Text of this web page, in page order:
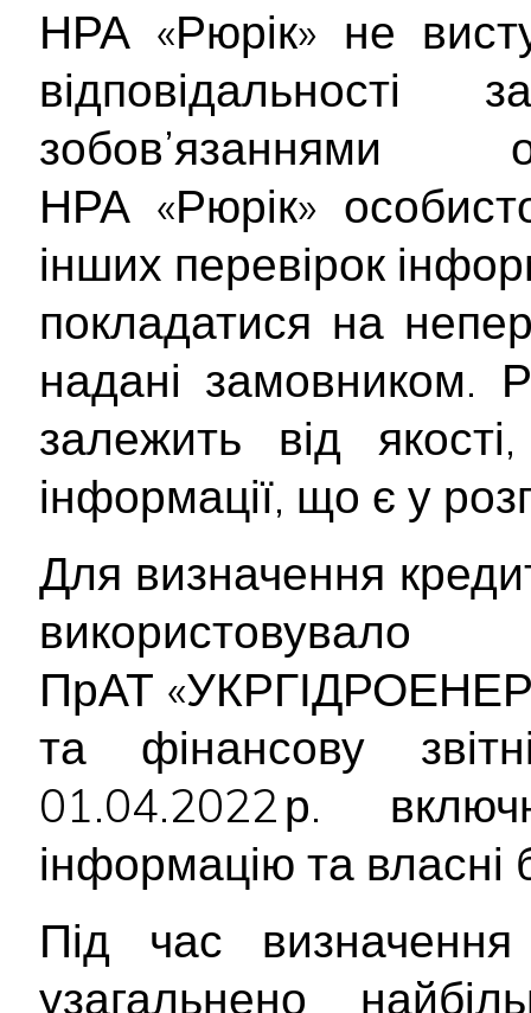
НРА «Рюрік» не
зобов’язаннями
НРА «Рюрік»
інших перевірок
покладатися на
надані замовником.
залежить від
інформації, що є у
Для визначення
ПрАТ
та фінансову
01.04.2022 р.
інформацію та власні
Під час визначення
узагальнено